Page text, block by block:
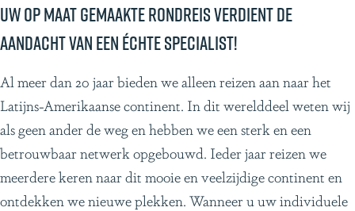
n
g
o
t
t
e
n
a
s
e
n
Uw op maat gemaakte rondreis verdient de
aandacht van een échte specialist!
Al meer dan 20 jaar bieden we alleen reizen aan naar het
Latijns-Amerikaanse continent. In dit werelddeel weten wij
als geen ander de weg en hebben we een sterk en een
betrouwbaar netwerk opgebouwd. Ieder jaar reizen we
meerdere keren naar dit mooie en veelzijdige continent en
ontdekken we nieuwe plekken. Wanneer u uw individuele